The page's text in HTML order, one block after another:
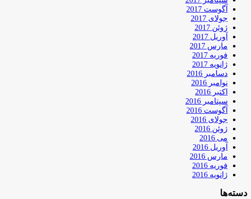
آگوست 2017
جولای 2017
ژوئن 2017
آوریل 2017
مارس 2017
فوریه 2017
ژانویه 2017
دسامبر 2016
نوامبر 2016
اکتبر 2016
سپتامبر 2016
آگوست 2016
جولای 2016
ژوئن 2016
می 2016
آوریل 2016
مارس 2016
فوریه 2016
ژانویه 2016
دسته‌ها